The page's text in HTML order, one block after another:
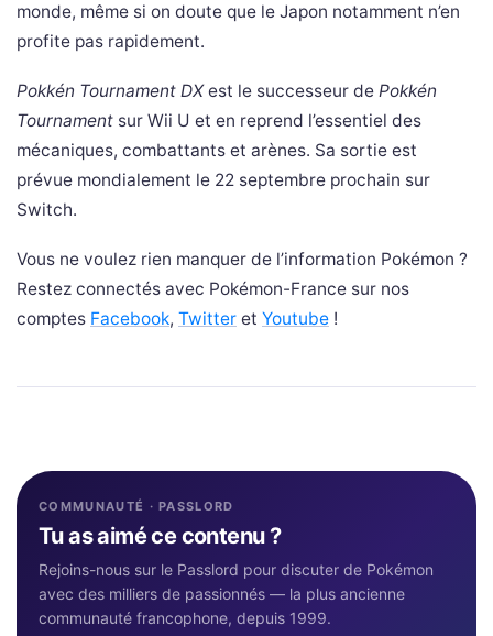
monde, même si on doute que le Japon notamment n’en
profite pas rapidement.
Pokkén Tournament DXest le successeur de Pokkén
Tournament sur Wii U et en reprend l’essentiel des
mécaniques, combattants et arènes. Sa sortie est
prévue mondialement le 22 septembre prochain sur
Switch.
Vous ne voulez rien manquer de l’information Pokémon ?
Restez connectés avec Pokémon-France sur nos
comptes Facebook, Twitter et Youtube !
COMMUNAUTÉ · PASSLORD
Tu as aimé ce contenu ?
Rejoins-nous sur le Passlord pour discuter de Pokémon
avec des milliers de passionnés — la plus ancienne
communauté francophone, depuis 1999.